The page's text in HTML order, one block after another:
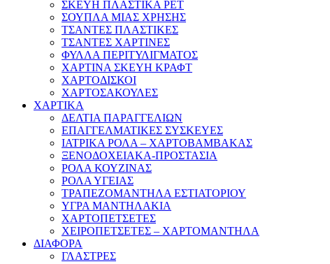
ΣΚΕΥΗ ΠΛΑΣΤΙΚΑ PET
ΣΟΥΠΛΑ ΜΙΑΣ ΧΡΗΣΗΣ
ΤΣΑΝΤΕΣ ΠΛΑΣΤΙΚΕΣ
ΤΣΑΝΤΕΣ ΧΑΡΤΙΝΕΣ
ΦΥΛΛΑ ΠΕΡΙΤΥΛΙΓΜΑΤΟΣ
ΧΑΡΤΙΝΑ ΣΚΕΥΗ ΚΡΑΦΤ
ΧΑΡΤΟΔΙΣΚΟΙ
ΧΑΡΤΟΣΑΚΟΥΛΕΣ
ΧΑΡΤΙΚΑ
ΔΕΛΤΙΑ ΠΑΡΑΓΓΕΛΙΩΝ
ΕΠΑΓΓΕΛΜΑΤΙΚΕΣ ΣΥΣΚΕΥΕΣ
ΙΑΤΡΙΚΑ ΡΟΛΑ – ΧΑΡΤΟΒΑΜΒΑΚΑΣ
ΞΕΝΟΔΟΧΕΙΑΚΑ-ΠΡΟΣΤΑΣΙΑ
ΡΟΛΑ ΚΟΥΖΙΝΑΣ
ΡΟΛΑ ΥΓΕΙΑΣ
ΤΡΑΠΕΖΟΜΑΝΤΗΛΑ ΕΣΤΙΑΤΟΡΙΟΥ
ΥΓΡΑ ΜΑΝΤΗΛΑΚΙΑ
ΧΑΡΤΟΠΕΤΣΕΤΕΣ
ΧΕΙΡΟΠΕΤΣΕΤΕΣ – ΧΑΡΤΟΜΑΝΤΗΛΑ
ΔΙΑΦΟΡΑ
ΓΛΑΣΤΡΕΣ